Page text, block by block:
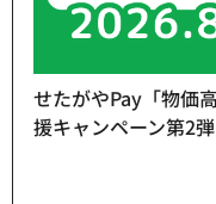
せたがやPay「物価
援キャンペーン第2